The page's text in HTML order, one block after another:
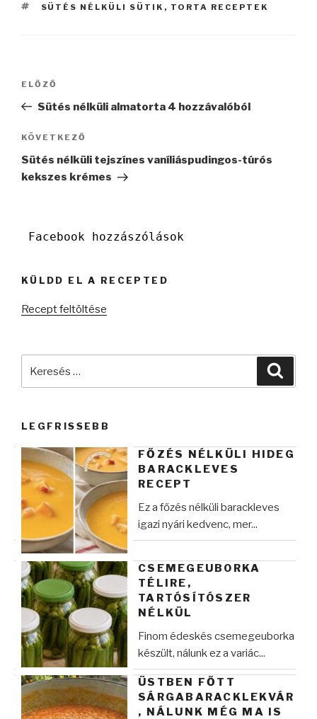
CÍMKÉK
SÜTÉS NÉLKÜLI SÜTIK , TORTA RECEPTEK
Bejegyzés
Korábbi
bejegyzés
ELŐZŐ
Sütés nélküli almatorta 4 hozzávalóból
Következő
bejegyzés
KÖVETKEZŐ
Sütés nélküli tejszínes vaníliáspudingos-túrós
kekszes krémes
Facebook hozzászólások
KÜLDD EL A RECEPTED
Recept feltöltése
LEGFRISSEBB
FŐZÉS NÉLKÜLI HIDEG
BARACKLEVES
RECEPT
Ez a főzés nélküli barackleves
igazi nyári kedvenc, mer...
CSEMEGEUBORKA
TÉLIRE,
TARTÓSÍTÓSZER
NÉLKÜL
Finom édeskés csemegeuborka
készült, nálunk ez a variác...
ÜSTBEN FŐTT
SÁRGABARACKLEKVÁR
, NÁLUNK MÉG MA IS